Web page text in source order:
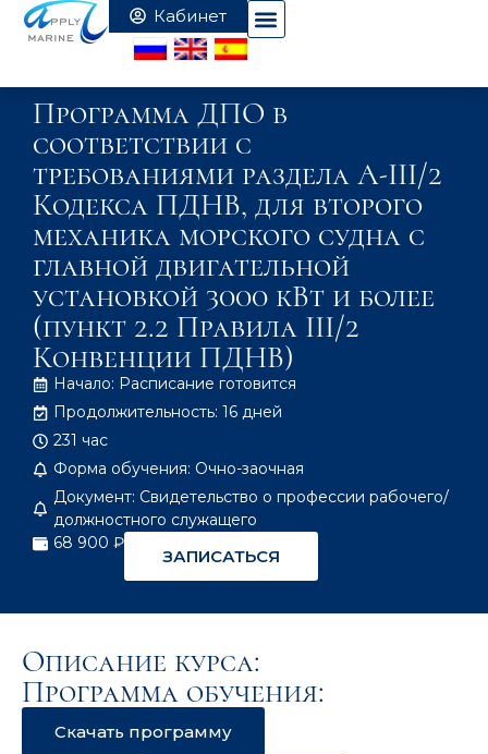
Программа ДПО в
соответствии с
требованиями раздела А-III/2
Кодекса ПДНВ, для второго
механика морского судна с
главной двигательной
установкой 3000 кВт и более
(пункт 2.2 Правила III/2
Конвенции ПДНВ)
Начало: Расписание готовится
Продолжительность: 16 дней
231 час
Форма обучения: Очно-заочная
Документ: Свидетельство о профессии рабочего/
должностного служащего
68 900 ₽
ЗАПИСАТЬСЯ
Описание курса:
Программа обучения:
Скачать программу